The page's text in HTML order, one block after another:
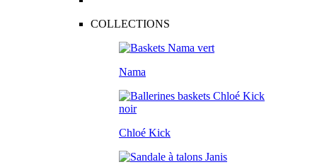
COLLECTIONS
Nama
Chloé Kick